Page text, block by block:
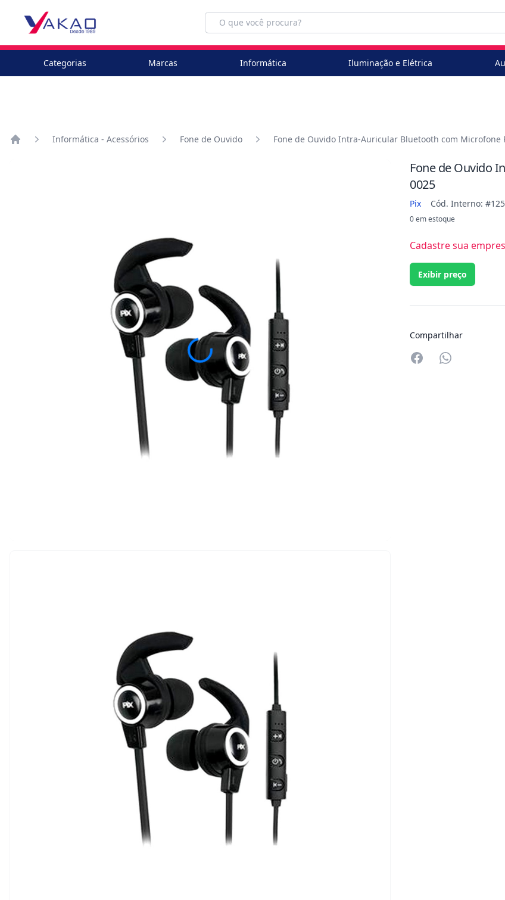
Categorias Marcas Informática Iluminação e Elétrica
Informática - Acessórios Fone de Ouvido Fone de Ouvido Intra-Auricular Bluetooth com Microfone
Fone de Ouvido
0025
Pix Cód. Interno:
0 em estoque
Cadastre sua
Exibir preço
Compartilhar
Compartilhar